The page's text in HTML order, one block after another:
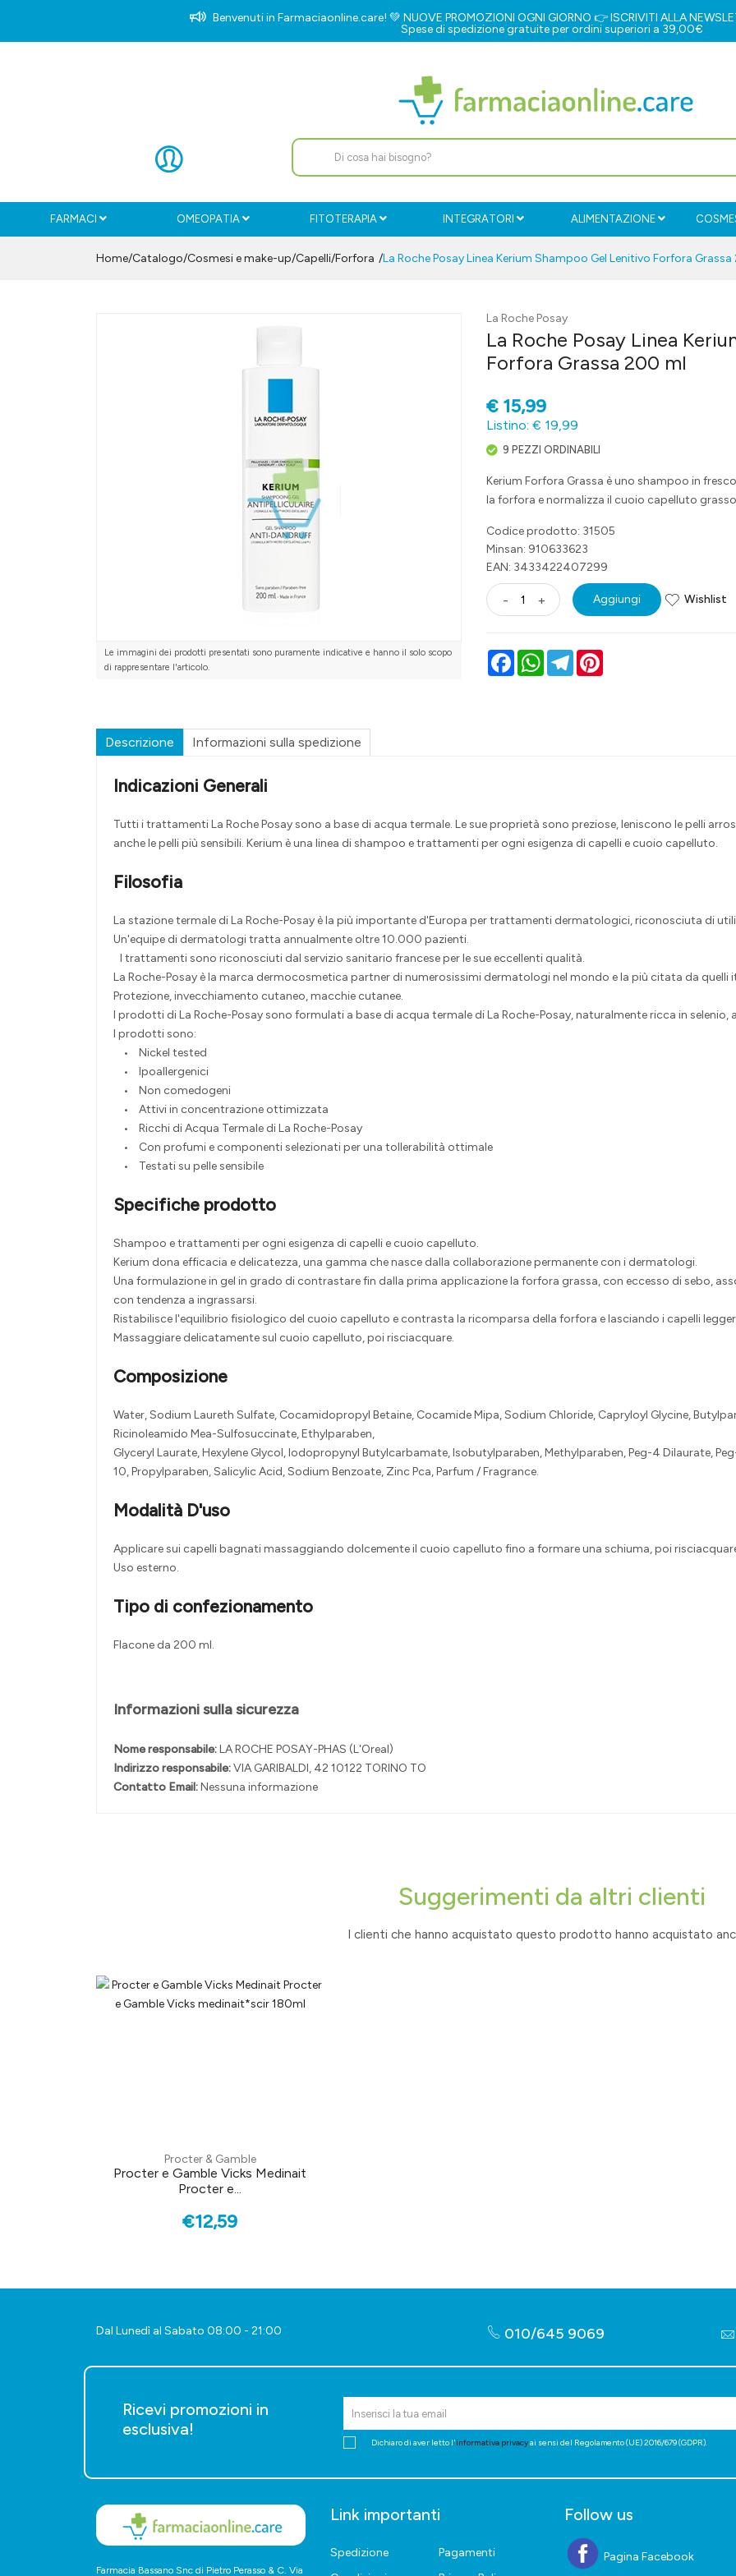
Benvenuti in Farmaciaonline.care! 💚 NUOVE PROMOZIONI OGNI GIORNO 👉ISCRIVITI ALLA
Spese di spedizione gratuite per ordini superiori a 39,00€
FARMACI OMEOPATIA FITOTERAPIA INTEGRATORI ALIMENTAZIONE
Home Catalogo/Cosmesi e make-up/Capelli/Forfora La Roche Posay Linea Kerium Shampoo Gel Lenitivo Forfora
Le immagini dei prodotti presentati sono puramente indicative e hanno il solo scopo
di rappresentare l'articolo.
La Roche Posay
La Roche Posay Linea
Forfora Grassa 200 ml
€ 15,99
Listino: € 19,99
9 PEZZI ORDINABILI
Kerium Forfora Grassa è uno shampoo in
la forfora e normalizza il cuoio capelluto
Codice prodotto: 31505
Minsan: 910633623
EAN: 3433422407299
- + Aggiungi Wishlist
FacebookWhatsAppTelegram
Descrizione Informazioni sulla spedizione
Indicazioni Generali
Tutti i trattamenti La Roche Posay sono a base di acqua termale. Le sue proprietà sono preziose, leniscono le pelli
anche le pelli più sensibili. Kerium è una linea di shampoo e trattamenti per ogni esigenza di capelli e cuoio capelluto.
Filosofia
La stazione termale di La Roche-Posay è la più importante d'Europa per trattamenti dermatologici, riconosciuta di
Un'equipe di dermatologi tratta annualmente oltre 10.000 pazienti.
I trattamenti sono riconosciuti dal servizio sanitario francese per le sue eccellenti qualità.
La Roche-Posay è la marca dermocosmetica partner di numerosissimi dermatologi nel mondo e la più citata da
Protezione, invecchiamento cutaneo, macchie cutanee.
I prodotti di La Roche-Posay sono formulati a base di acqua termale di La Roche-Posay, naturalmente ricca in
I prodotti sono:
• Nickel tested
• Ipoallergenici
• Non comedogeni
• Attivi in concentrazione ottimizzata
• Ricchi di Acqua Termale di La Roche-Posay
• Con profumi e componenti selezionati per una tollerabilità ottimale
• Testati su pelle sensibile
Specifiche prodotto
Shampoo e trattamenti per ogni esigenza di capelli e cuoio capelluto.
Kerium dona efficacia e delicatezza, una gamma che nasce dalla collaborazione permanente con i dermatologi.
Una formulazione in gel in grado di contrastare fin dalla prima applicazione la forfora grassa, con eccesso di sebo,
con tendenza a ingrassarsi.
Ristabilisce l'equilibrio fisiologico del cuoio capelluto e contrasta la ricomparsa della forfora e lasciando i capelli
Massaggiare delicatamente sul cuoio capelluto, poi risciacquare.
Composizione
Water, Sodium Laureth Sulfate, Cocamidopropyl Betaine, Cocamide Mipa, Sodium Chloride, Capryloyl Glycine,
Ricinoleamido Mea-Sulfosuccinate, Ethylparaben,
Glyceryl Laurate, Hexylene Glycol, Iodopropynyl Butylcarbamate, Isobutylparaben, Methylparaben, Peg-4 Dilaurate,
10, Propylparaben, Salicylic Acid, Sodium Benzoate, Zinc Pca, Parfum / Fragrance.
Modalità D'uso
Applicare sui capelli bagnati massaggiando dolcemente il cuoio capelluto fino a formare una schiuma, poi
Uso esterno.
Tipo di confezionamento
Flacone da 200 ml.
Informazioni sulla sicurezza
Nome responsabile:LA ROCHE POSAY-PHAS (L'Oreal)
Indirizzo responsabile:VIA GARIBALDI, 42 10122 TORINO TO
Contatto Email:Nessuna informazione
Suggerimenti da altri clienti
I clienti che hanno acquistato questo prodotto hanno acquistato
Procter & Gamble
Procter e Gamble Vicks Medinait
Procter e...
€12,59
Dal Lunedì al Sabato 08:00 - 21:00 010/645 9069
Ricevi promozioni in
esclusiva!
Dichiaro di aver letto l'informativa privacyai sensi del Regolamento (UE) 2016/679 (GDPR).
Farmacia Bassano Snc di Pietro Perasso & C. Via
Link importanti
Spedizione
Pagamenti
Follow us
Pagina Facebook